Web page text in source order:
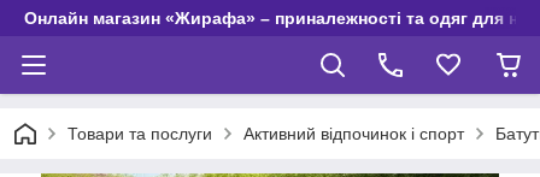
Онлайн магазин «Жирафа» – приналежності та одяг для
Товари та послуги Активний відпочинок і спорт